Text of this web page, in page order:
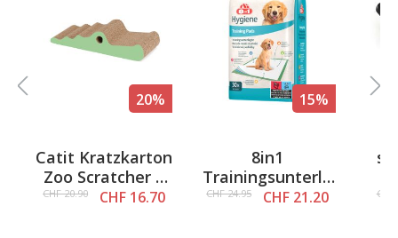
out of 5 stars
20%
Catit Kratzkarton
Zoo Scratcher –
Croco
CHF 20.90 CHF 16.70
15%
8in1
Trainingsunterla
gen für Welpen
CHF 24.95 CHF 21.20 CHF